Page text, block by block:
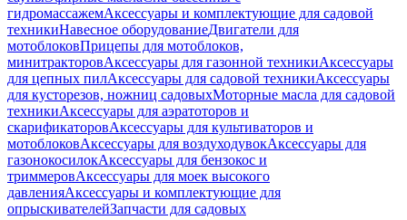
гидромассажемАксессуары и комплектующие для садовой
техникиНавесное оборудованиеДвигатели для
мотоблоковПрицепы для мотоблоков,
минитракторовАксессуары для газонной техникиАксессуары
для цепных пилАксессуары для садовой техникиАксессуары
для кусторезов, ножниц садовыхМоторные масла для садовой
техникиАксессуары для аэратоторов и
скарификаторовАксессуары для культиваторов и
мотоблоковАксессуары для воздуходувокАксессуары для
газонокосилокАксессуары для бензокос и
триммеровАксессуары для моек высокого
давленияАксессуары и комплектующие для
опрыскивателейЗапчасти для садовых